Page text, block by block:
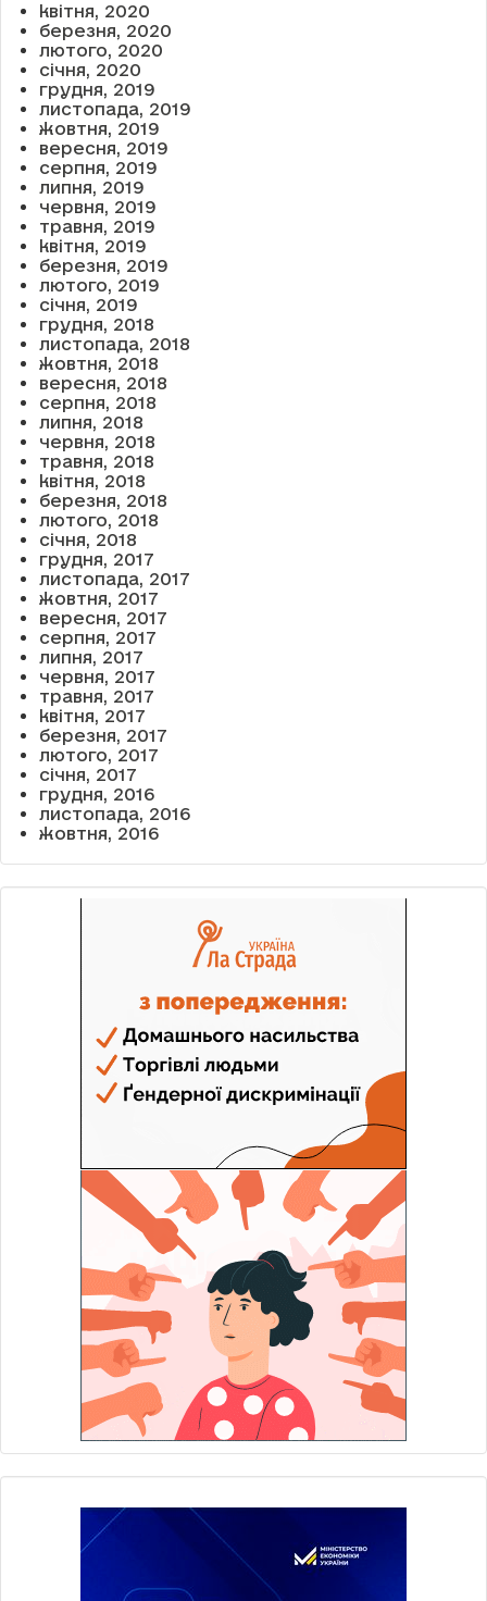
квітня, 2020
березня, 2020
лютого, 2020
січня, 2020
грудня, 2019
листопада, 2019
жовтня, 2019
вересня, 2019
серпня, 2019
липня, 2019
червня, 2019
травня, 2019
квітня, 2019
березня, 2019
лютого, 2019
січня, 2019
грудня, 2018
листопада, 2018
жовтня, 2018
вересня, 2018
серпня, 2018
липня, 2018
червня, 2018
травня, 2018
квітня, 2018
березня, 2018
лютого, 2018
січня, 2018
грудня, 2017
листопада, 2017
жовтня, 2017
вересня, 2017
серпня, 2017
липня, 2017
червня, 2017
травня, 2017
квітня, 2017
березня, 2017
лютого, 2017
січня, 2017
грудня, 2016
листопада, 2016
жовтня, 2016